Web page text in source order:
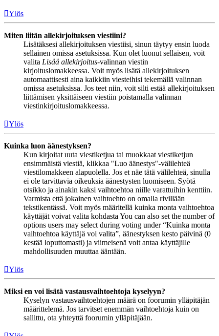
Ylös
Miten liitän allekirjoituksen viestiini?
Lisätäksesi allekirjoituksen viestiisi, sinun täytyy ensin luoda
sellainen omissa asetuksissa. Kun olet luonut sellaisen, voit
valita Lisää allekirjoitus-valinnan viestin
kirjoituslomakkeessa. Voit myös lisätä allekirjoituksen
automaattisesti aina kaikkiin viesteihisi tekemällä valinnan
omissa asetuksissa. Jos teet niin, voit silti estää allekirjoituksen
liittämisen yksittäiseen viestiin poistamalla valinnan
viestinkirjoituslomakkeessa.
Ylös
Kuinka luon äänestyksen?
Kun kirjoitat uuta viestiketjua tai muokkaat viestiketjun
ensimmäistä viestiä, klikkaa "Luo äänestys"-välilehteä
viestilomakkeen alapuolella. Jos et näe tätä välilehteä, sinulla
ei ole tarvittavia oikeuksia äänestysten luomiseen. Syötä
otsikko ja ainakin kaksi vaihtoehtoa niille varattuihin kenttiin.
Varmista että jokainen vaihtoehto on omalla rivillään
tekstikentässä. Voit myös määritellä kuinka monta vaihtoehtoa
käyttäjät voivat valita kohdasta You can also set the number of
options users may select during voting under “Kuinka monta
vaihtoehtoa käyttäjä voi valita”, äänestyksen kesto päivinä (0
kestää loputtomasti) ja viimeisenä voit antaa käyttäjille
mahdollisuuden muuttaa ääntään.
Ylös
Miksi en voi lisätä vastausvaihtoehtoja kyselyyn?
Kyselyn vastausvaihtoehtojen määrä on foorumin ylläpitäjän
määrittelemä. Jos tarvitset enemmän vaihtoehtoja kuin on
sallittu, ota yhteyttä foorumin ylläpitäjään.